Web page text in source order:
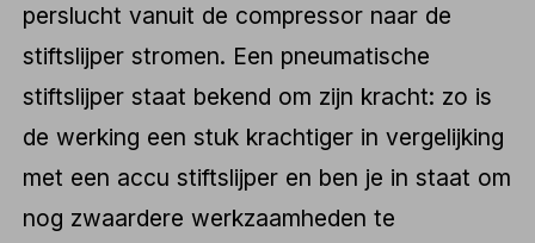
perslucht vanuit de compressor naar de
stiftslijper stromen. Een pneumatische
stiftslijper staat bekend om zijn kracht: zo is
de werking een stuk krachtiger in vergelijking
met een accu stiftslijper en ben je in staat om
nog zwaardere werkzaamheden te